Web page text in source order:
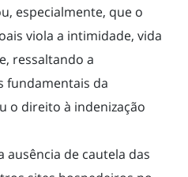
ATUAÇÃO
especialmente, que o
viola a intimidade, vida
ressaltando a
fundamentais da
o direito à indenização
ausência de cautela das